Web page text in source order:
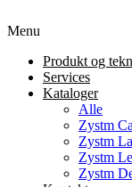
Menu
Produkt og
Services
Kataloger
Alle
Zystm
Zystm
Zystm
Zystm